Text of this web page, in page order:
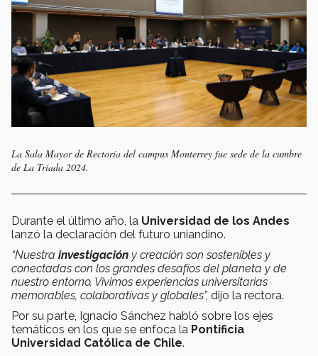
La Sala Mayor de Rectoría del campus Monterrey fue sede de la cumbre
de La Tríada 2024.
Durante el último año, la Universidad de los Andes
lanzó la declaración del futuro uniandino.
“Nuestra investigación y creación son sostenibles y
conectadas con los grandes desafíos del planeta y de
nuestro entorno. Vivimos experiencias universitarias
memorables, colaborativas y globales”, dijo la rectora.
Por su parte, Ignacio Sánchez habló sobre los ejes
temáticos en los que se enfoca la Pontificia
Universidad Católica de Chile.